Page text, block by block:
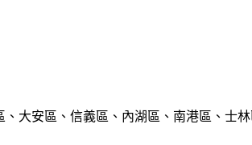
大安區、信義區、內湖區、南港區、士